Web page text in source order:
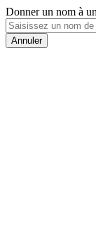
Donner un nom à
Annuler